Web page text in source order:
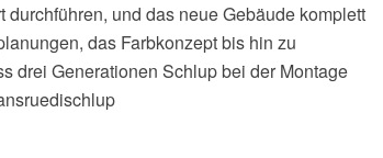
und das neue Gebäude komplett
das Farbkonzept bis hin zu
drei Generationen Schlup bei der Montage